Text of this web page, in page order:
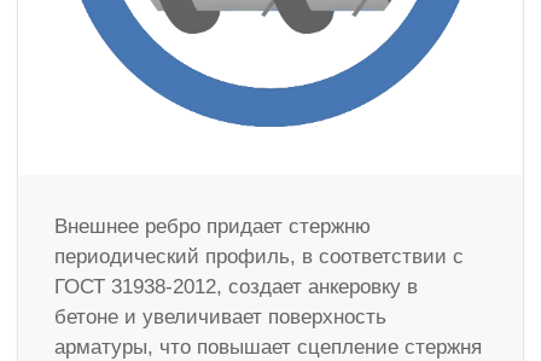
Внешнее ребро придает стержню
периодический профиль, в соответствии с
ГОСТ 31938-2012, создает анкеровку в
бетоне и увеличивает поверхность
арматуры, что повышает сцепление стержня